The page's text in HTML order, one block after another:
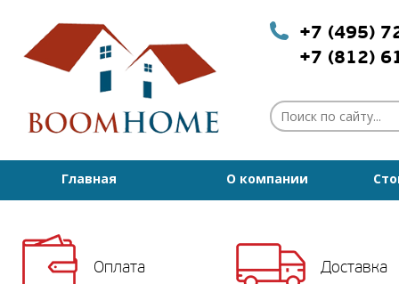
+7 (495)
+7 (812)
Главная О компании
Оплата Доставка